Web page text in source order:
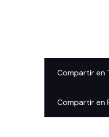
Compartir en
Compartir en